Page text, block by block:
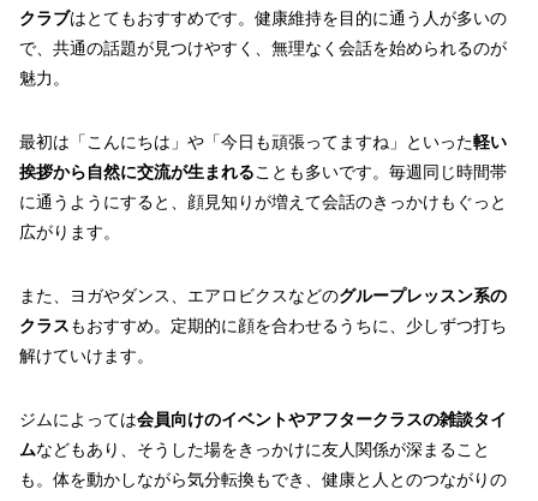
クラブはとてもおすすめです。健康維持を目的に通う人が多いの
で、共通の話題が見つけやすく、無理なく会話を始められるのが
魅力。
最初は「こんにちは」や「今日も頑張ってますね」といった軽い
挨拶から自然に交流が生まれることも多いです。毎週同じ時間帯
に通うようにすると、顔見知りが増えて会話のきっかけもぐっと
広がります。
また、ヨガやダンス、エアロビクスなどのグループレッスン系の
クラスもおすすめ。定期的に顔を合わせるうちに、少しずつ打ち
解けていけます。
ジムによっては会員向けのイベントやアフタークラスの雑談タイ
ムなどもあり、そうした場をきっかけに友人関係が深まること
も。体を動かしながら気分転換もでき、健康と人とのつながりの